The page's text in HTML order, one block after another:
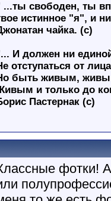
...ты свободен, ты
истинное "я", и
чайка. (с)
И должен ни
отступаться от
быть живым,
и только до
Пастернак (с)
фотки!